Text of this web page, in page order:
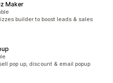
Maker
builder to boost leads & sales
pop up, discount & email popup